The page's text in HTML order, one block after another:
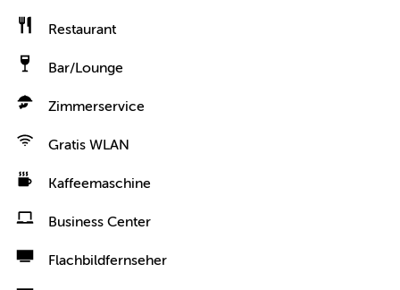
Restaurant
Bar/Lounge
Zimmerservice
Gratis WLAN
Kaffeemaschine
Business Center
Flachbildfernseher